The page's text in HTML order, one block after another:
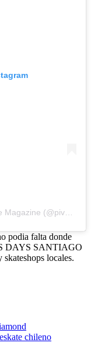
podia falta donde
DAYS SANTIAGO
locales.
skate chileno